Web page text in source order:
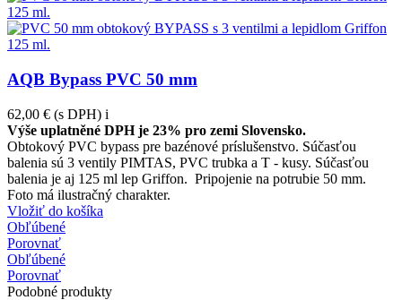
AQB Bypass PVC 50 mm
62,00 € (s DPH) i
Výše uplatněné DPH je 23% pro zemi Slovensko.
Obtokový PVC bypass pre bazénové príslušenstvo. Súčasťou
balenia sú 3 ventily PIMTAS, PVC trubka a T - kusy. Súčasťou
balenia je aj 125 ml lep Griffon. Pripojenie na potrubie 50 mm.
Foto má ilustračný charakter.
Vložiť do košíka
Obľúbené
Porovnať
Obľúbené
Porovnať
Podobné produkty